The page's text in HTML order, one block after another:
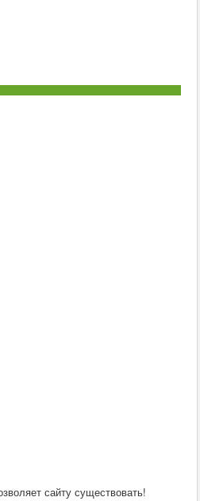
сайту существовать!